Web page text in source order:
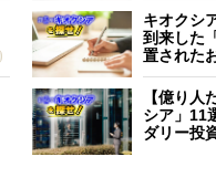
キオクシ
到来した
置された
【億り人
シア」11
ダリー投